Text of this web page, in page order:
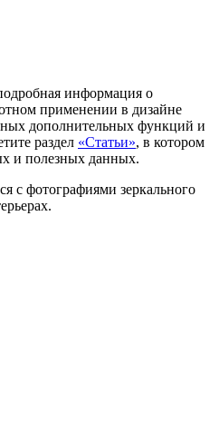
информация о
применении в дизайне
дополнительных функций и
раздел «Статьи», в котором
и полезных данных.
с фотографиями зеркального